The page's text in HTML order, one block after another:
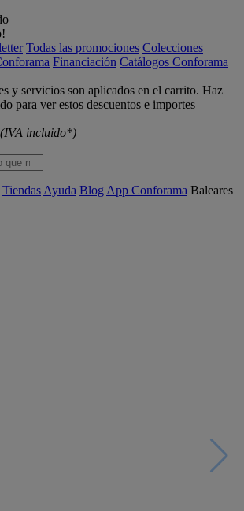
Todas las promociones Colecciones
Financiación Catálogos Conforama
y servicios son aplicados en el carrito. Haz
para ver estos descuentos e importes
(IVA incluido*)
Tiendas Ayuda Blog App Conforama Baleares